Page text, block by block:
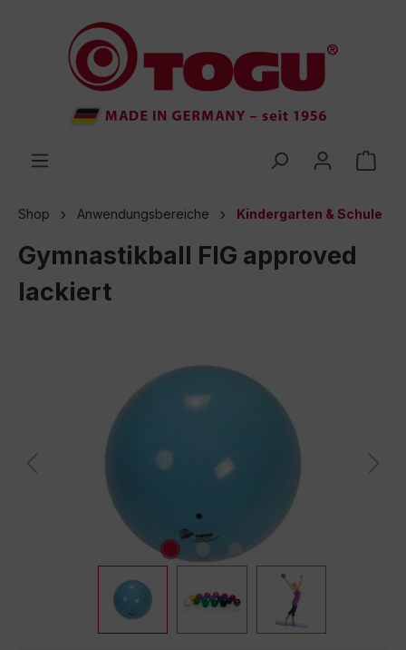
springen
Shop Anwendungsbereiche Kindergarten & Schule
Gymnastikball FIG approved
lackiert